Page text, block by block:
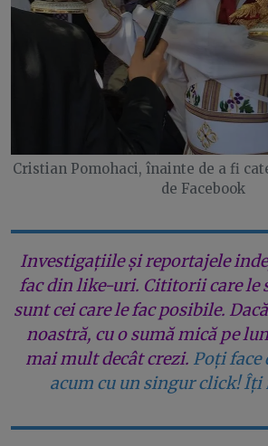
Cristian Pomohaci, înainte de a fi
de Facebook
Investigațiile și reportajele
fac din like-uri. Cititorii care le
sunt cei care le fac posibile.
noastră, cu o sumă mică pe
mai mult decât crezi. Poți face
acum cu un singur click!